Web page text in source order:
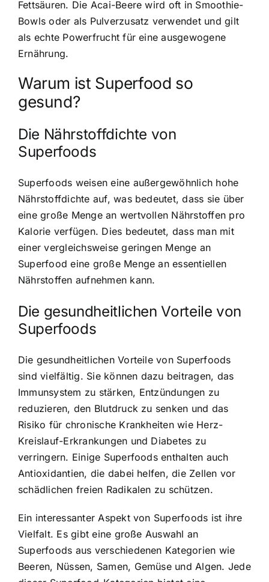
Fettsäuren. Die Acai-Beere wird oft in Smoothie-
Bowls oder als Pulverzusatz verwendet und gilt
als echte Powerfrucht für eine ausgewogene
Ernährung.
Warum ist Superfood so
gesund?
Die Nährstoffdichte von
Superfoods
Superfoods weisen eine außergewöhnlich hohe
Nährstoffdichte auf, was bedeutet, dass sie über
eine große Menge an wertvollen Nährstoffen pro
Kalorie verfügen. Dies bedeutet, dass man mit
einer vergleichsweise geringen Menge an
Superfood eine große Menge an essentiellen
Nährstoffen aufnehmen kann.
Die gesundheitlichen Vorteile von
Superfoods
Die gesundheitlichen Vorteile von Superfoods
sind vielfältig. Sie können dazu beitragen, das
Immunsystem zu stärken, Entzündungen zu
reduzieren, den Blutdruck zu senken und das
Risiko für chronische Krankheiten wie Herz-
Kreislauf-Erkrankungen und Diabetes zu
verringern. Einige Superfoods enthalten auch
Antioxidantien, die dabei helfen, die Zellen vor
schädlichen freien Radikalen zu schützen.
Ein interessanter Aspekt von Superfoods ist ihre
Vielfalt. Es gibt eine große Auswahl an
Superfoods aus verschiedenen Kategorien wie
Beeren, Nüssen, Samen, Gemüse und Algen. Jede